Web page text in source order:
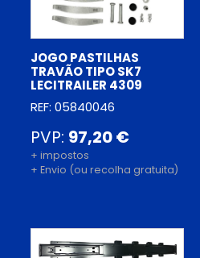
JOGO PASTILHAS
TRAVÃO TIPO SK7
LECITRAILER 4309
REF: 05840046
PVP: 97,20 €
+ impostos
+ Envio (ou recolha gratuita)